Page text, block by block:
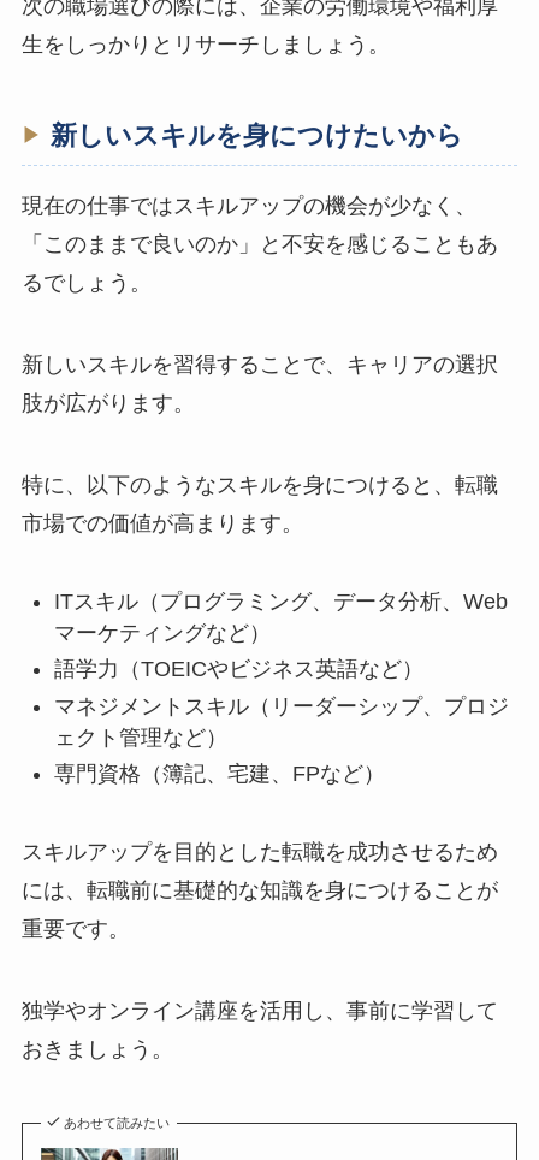
次の職場選びの際には、企業の労働環境や福利厚
生をしっかりとリサーチしましょう。
新しいスキルを身につけたいから
現在の仕事ではスキルアップの機会が少なく、
「このままで良いのか」と不安を感じることもあ
るでしょう。
新しいスキルを習得することで、キャリアの選択
肢が広がります。
特に、以下のようなスキルを身につけると、転職
市場での価値が高まります。
ITスキル（プログラミング、データ分析、Web
マーケティングなど）
語学力（TOEICやビジネス英語など）
マネジメントスキル（リーダーシップ、プロジ
ェクト管理など）
専門資格（簿記、宅建、FPなど）
スキルアップを目的とした転職を成功させるため
には、転職前に基礎的な知識を身につけることが
重要です。
独学やオンライン講座を活用し、事前に学習して
おきましょう。
あわせて読みたい